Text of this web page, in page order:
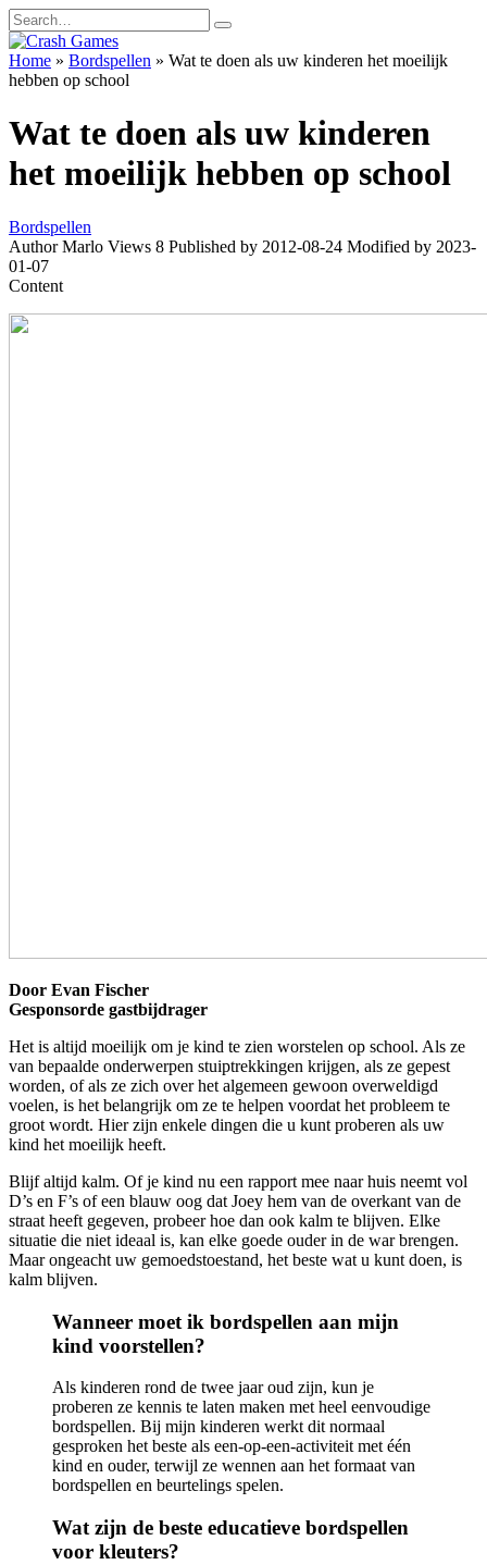
Skip
to
content
Search
for:
Home » Bordspellen » Wat te doen als uw kinderen het moeilijk
hebben op school
Wat te doen als uw kinderen
het moeilijk hebben op school
Bordspellen
Author Marlo Views 8 Published by 2012-08-24 Modified by 2023-
01-07
Content
Door Evan Fischer
Gesponsorde gastbijdrager
Het is altijd moeilijk om je kind te zien worstelen op school. Als ze
van bepaalde onderwerpen stuiptrekkingen krijgen, als ze gepest
worden, of als ze zich over het algemeen gewoon overweldigd
voelen, is het belangrijk om ze te helpen voordat het probleem te
groot wordt. Hier zijn enkele dingen die u kunt proberen als uw
kind het moeilijk heeft.
Blijf altijd kalm. Of je kind nu een rapport mee naar huis neemt vol
D’s en F’s of een blauw oog dat Joey hem van de overkant van de
straat heeft gegeven, probeer hoe dan ook kalm te blijven. Elke
situatie die niet ideaal is, kan elke goede ouder in de war brengen.
Maar ongeacht uw gemoedstoestand, het beste wat u kunt doen, is
kalm blijven.
Wanneer moet ik bordspellen aan mijn
kind voorstellen?
Als kinderen rond de twee jaar oud zijn, kun je
proberen ze kennis te laten maken met heel eenvoudige
bordspellen. Bij mijn kinderen werkt dit normaal
gesproken het beste als een-op-een-activiteit met één
kind en ouder, terwijl ze wennen aan het formaat van
bordspellen en beurtelings spelen.
Wat zijn de beste educatieve bordspellen
voor kleuters?